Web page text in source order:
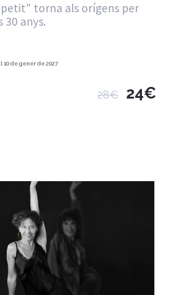
petit" torna als orígens per
30 anys.
10 de gener de 2027
28€ 24€